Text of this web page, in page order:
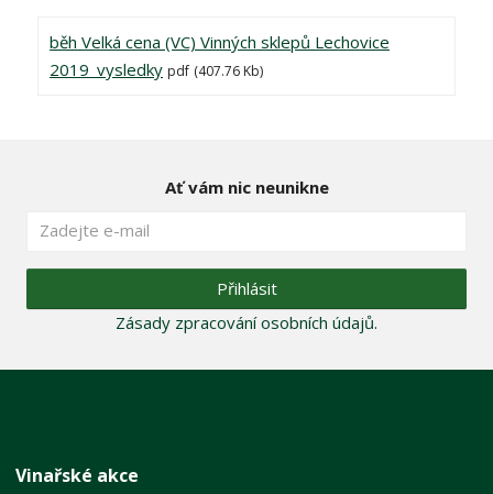
běh Velká cena (VC) Vinných sklepů Lechovice
2019_vysledky pdf (407.76 Kb)
Ať vám nic neunikne
Přihlásit
Zásady zpracování osobních údajů.
Vinařské akce